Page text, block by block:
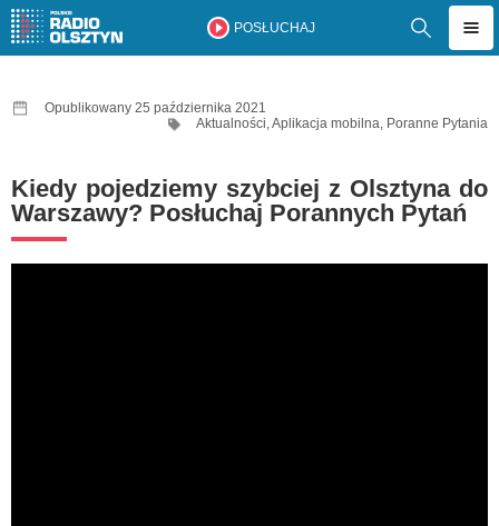
POSŁUCHAJ
Opublikowany 25 października 2021
Aktualności,Aplikacja mobilna, Poranne Pytania
Kiedy pojedziemy szybciej z Olsztyna do
Warszawy? Posłuchaj Porannych Pytań